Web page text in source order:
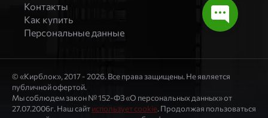
Контакты
Как купить
Персональные данные
© «Кирблок», 2017 - 2026. Все права защищены. Не является
публичной офертой.
Мы соблюдем закон № 152-ФЗ «О персональных данных» от
27.07.2006г. Наш сайтиспользует cookie. Продолжая пользоваться